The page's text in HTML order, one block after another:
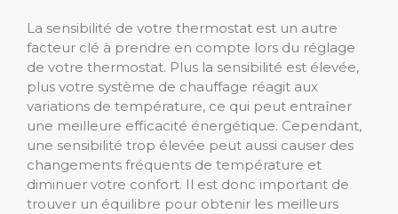
La sensibilité de votre thermostat est un autre
facteur clé à prendre en compte lors du réglage
de votre thermostat. Plus la sensibilité est élevée,
plus votre système de chauffage réagit aux
variations de température, ce qui peut entraîner
une meilleure efficacité énergétique. Cependant,
une sensibilité trop élevée peut aussi causer des
changements fréquents de température et
diminuer votre confort. Il est donc important de
trouver un équilibre pour obtenir les meilleurs